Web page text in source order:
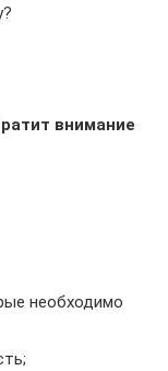
внимание
необходимо